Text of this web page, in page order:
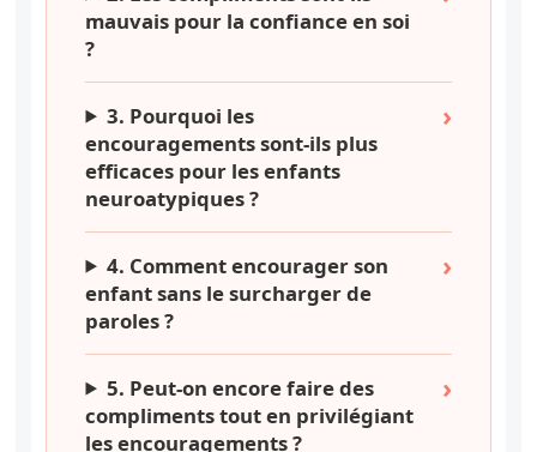
mauvais pour la confiance en soi
?
3. Pourquoi les
encouragements sont-ils plus
efficaces pour les enfants
neuroatypiques ?
4. Comment encourager son
enfant sans le surcharger de
paroles ?
5. Peut-on encore faire des
compliments tout en privilégiant
les encouragements ?